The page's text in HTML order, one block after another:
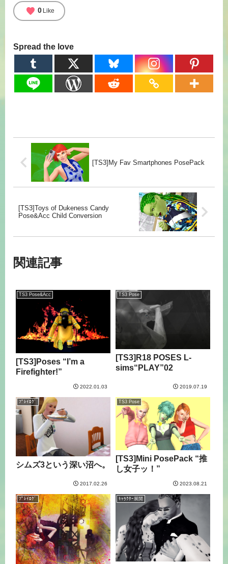
favorite 0 Like
Spread the love
[TS3]My Fav Smartphones PosePack
[TS3]Toys of Dukeness Candy
Pose&Acc Child Conversion
関連記事
TS3 Pose&Acc
[TS3]Poses “I’m a
Firefighter!”
2022.01.03
TS3 Pose
[TS3]R18 POSES L-
sims“PLAY”02
2019.07.19
ﾌﾟﾚｲﾛｸﾞ
シムズ3という深い沼へ。
2017.02.26
TS3 Pose
[TS3]Mini PosePack “推
し女子ッ！”
2023.08.21
ﾌﾟﾚｲﾛｸﾞ ｷｬﾗｸﾀｰ展開